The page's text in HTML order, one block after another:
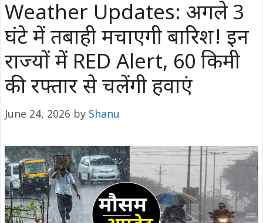
Weather Updates: अगले 3
घंटे में तबाही मचाएगी बारिश! इन
राज्यों में RED Alert, 60 किमी
की रफ्तार से चलेंगी हवाएं
June 24, 2026 by Shanu